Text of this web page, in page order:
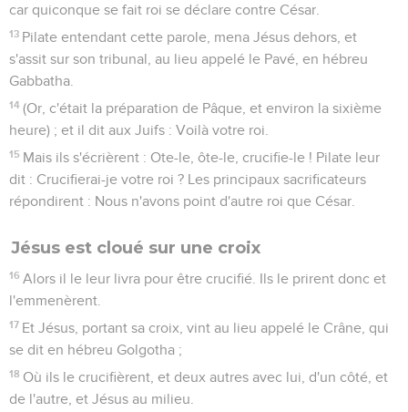
car quiconque se fait roi se déclare contre César.
13 Pilate entendant cette parole, mena Jésus dehors, et
s'assit sur son tribunal, au lieu appelé le Pavé, en hébreu
Gabbatha.
14 (Or, c'était la préparation de Pâque, et environ la sixième
heure) ; et il dit aux Juifs : Voilà votre roi.
15 Mais ils s'écrièrent : Ote-le, ôte-le, crucifie-le ! Pilate leur
dit : Crucifierai-je votre roi ? Les principaux sacrificateurs
répondirent : Nous n'avons point d'autre roi que César.
Jésus est cloué sur une croix
16 Alors il le leur livra pour être crucifié. Ils le prirent donc et
l'emmenèrent.
17 Et Jésus, portant sa croix, vint au lieu appelé le Crâne, qui
se dit en hébreu Golgotha ;
18 Où ils le crucifièrent, et deux autres avec lui, d'un côté, et
de l'autre, et Jésus au milieu.